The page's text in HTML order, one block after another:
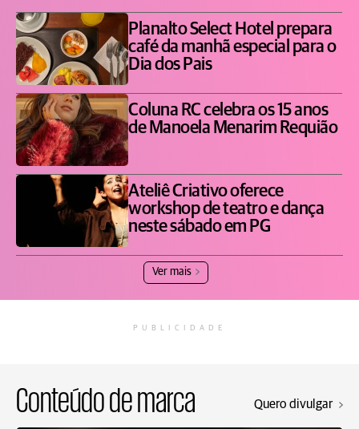
Planalto Select Hotel prepara
café da manhã especial para o
Dia dos Pais
Coluna RC celebra os 15 anos
de Manoela Menarim Requião
Ateliê Criativo oferece
workshop de teatro e dança
neste sábado em PG
Ver mais
PUBLICIDADE
Conteúdo de marca Quero divulgar